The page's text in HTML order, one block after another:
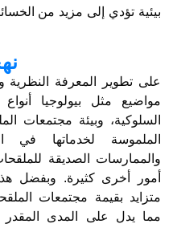
بيئية تؤدي إلى مزيد من
مواضيع مثل بيولوجيا
السلوكية، وبيئة مجتمعات
الملموسة لخدماتها في
والممارسات الصديقة
أمور أخرى كثيرة. وبفضل
متزايد بقيمة مجتمعات
مما يدل على المدى المقدر